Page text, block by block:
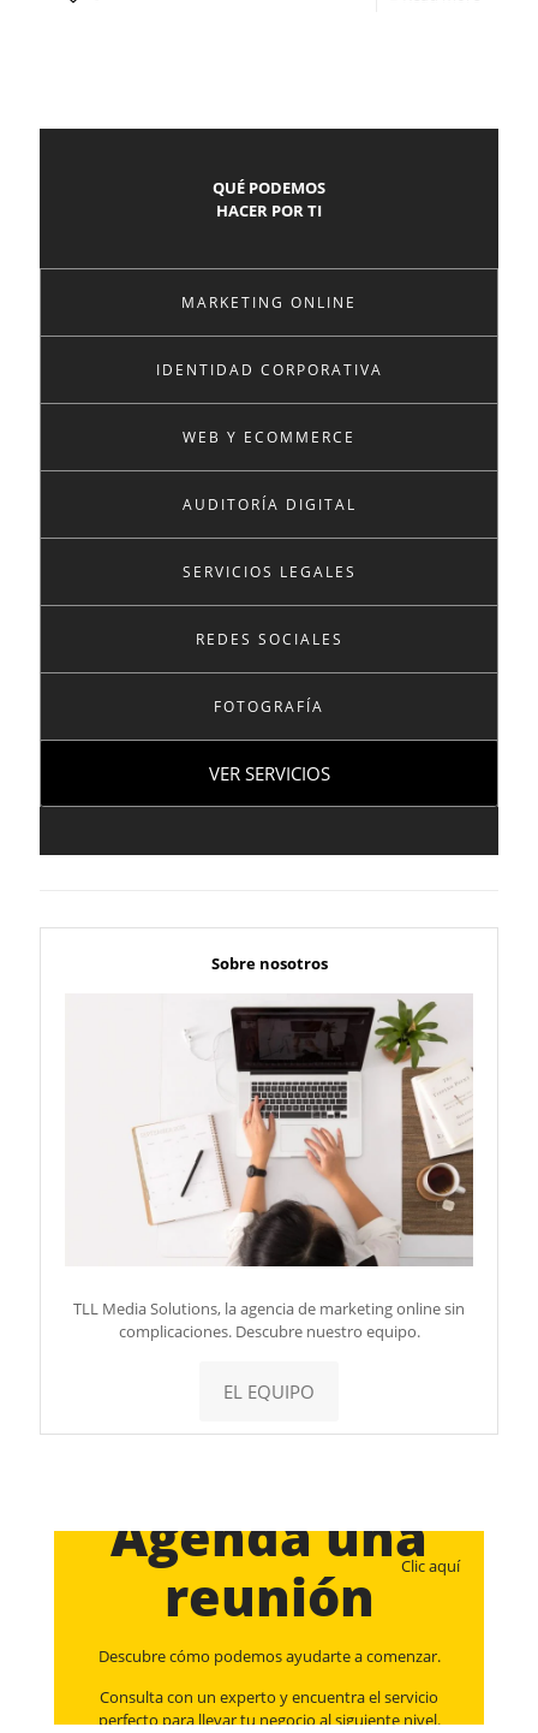
QUÉ PODEMOS
HACER POR TI
MARKETING ONLINE
IDENTIDAD CORPORATIVA
WEB Y ECOMMERCE
AUDITORÍA DIGITAL
SERVICIOS LEGALES
REDES SOCIALES
FOTOGRAFÍA
VER SERVICIOS
Sobre nosotros
TLL Media Solutions, la agencia de marketing online sin
complicaciones. Descubre nuestro equipo.
EL EQUIPO
Clic aquí
Agenda una
reunión
Descubre cómo podemos ayudarte a comenzar.
Consulta con un experto y encuentra el servicio
perfecto para llevar tu negocio al siguiente nivel.